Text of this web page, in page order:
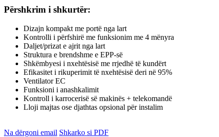
Përshkrim i shkurtër:
Dizajn kompakt me portë nga lart
Kontrolli i përfshirë me funksionim me 4 mënyra
Daljet/prizat e ajrit nga lart
Struktura e brendshme e EPP-së
Shkëmbyesi i nxehtësisë me rrjedhë të kundërt
Efikasitet i rikuperimit të nxehtësisë deri në 95%
Ventilator EC
Funksioni i anashkalimit
Kontroll i karrocerisë së makinës + telekomandë
Lloji majtas ose djathtas opsional për instalim
Na dërgoni email Shkarko si PDF